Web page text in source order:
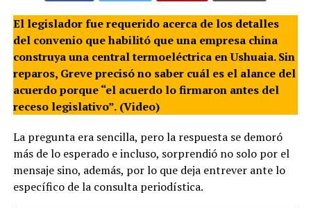
El legislador fue requerido acerca de los detalles
del convenio que habilitó que una empresa china
construya una central termoeléctrica en Ushuaia. Sin
reparos, Greve precisó no saber cuál es el alance del
acuerdo porque “el acuerdo lo firmaron antes del
receso legislativo”. (Video)
La pregunta era sencilla, pero la respuesta se demoró
más de lo esperado e incluso, sorprendió no solo por el
mensaje sino, además, por lo que deja entrever ante lo
específico de la consulta periodística.